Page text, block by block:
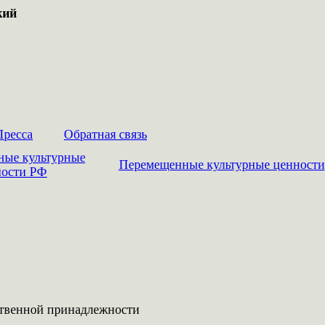
Обратная связь
культурные
РФ
Перемещенные культурные ценности
принадлежности